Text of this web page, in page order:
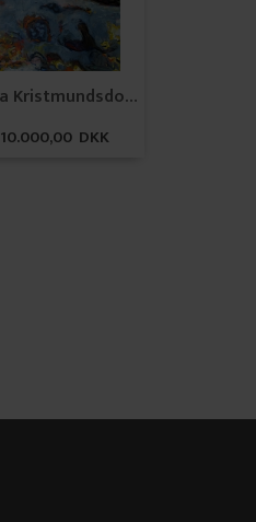
Helga Kristmundsdottir
10.000,00 DKK